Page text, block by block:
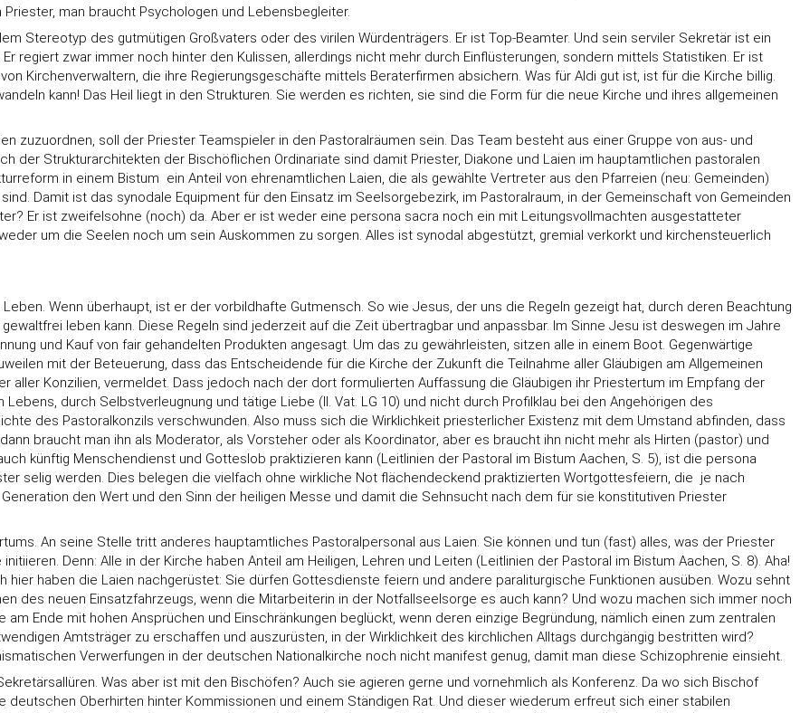
man braucht Psychologen und Lebensbegleiter.
Stereotyp des gutmütigen Großvaters oder des virilen Würdenträgers. Er ist Top-Beamter. Und sein serviler Sekretär ist ein
regiert zwar immer noch hinter den Kulissen, allerdings nicht mehr durch Einflüsterungen, sondern mittels Statistiken. Er ist
Kirchenverwaltern, die ihre Regierungsgeschäfte mittels Beraterfirmen absichern. Was für Aldi gut ist, ist für die Kirche billig.
kann! Das Heil liegt in den Strukturen. Sie werden es richten, sie sind die Form für die neue Kirche und ihres allgemeinen
zuzuordnen, soll der Priester Teamspieler in den Pastoralräumen sein. Das Team besteht aus einer Gruppe von aus- und
der Strukturarchitekten der Bischöflichen Ordinariate sind damit Priester, Diakone und Laien im hauptamtlichen pastoralen
in einem Bistum  ein Anteil von ehrenamtlichen Laien, die als gewählte Vertreter aus den Pfarreien (neu: Gemeinden)
Damit ist das synodale Equipment für den Einsatz im Seelsorgebezirk, im Pastoralraum, in der Gemeinschaft von Gemeinden
Er ist zweifelsohne (noch) da. Aber er ist weder eine persona sacra noch ein mit Leitungsvollmachten ausgestatteter
um die Seelen noch um sein Auskommen zu sorgen. Alles ist synodal abgestützt, gremial verkorkt und kirchensteuerlich
Wenn überhaupt, ist er der vorbildhafte Gutmensch. So wie Jesus, der uns die Regeln gezeigt hat, durch deren Beachtung
leben kann. Diese Regeln sind jederzeit auf die Zeit übertragbar und anpassbar. Im Sinne Jesu ist deswegen im Jahre
und Kauf von fair gehandelten Produkten angesagt. Um das zu gewährleisten, sitzen alle in einem Boot. Gegenwärtige
mit der Beteuerung, dass das Entscheidende für die Kirche der Zukunft die Teilnahme aller Gläubigen am Allgemeinen
Konzilien, vermeldet. Dass jedoch nach der dort formulierten Auffassung die Gläubigen ihr Priestertum im Empfang der
durch Selbstverleugnung und tätige Liebe (II. Vat. LG 10) und nicht durch Profilklau bei den Angehörigen des
des Pastoralkonzils verschwunden. Also muss sich die Wirklichkeit priesterlicher Existenz mit dem Umstand abfinden, dass
man ihn als Moderator, als Vorsteher oder als Koordinator, aber es braucht ihn nicht mehr als Hirten (pastor) und
künftig Menschendienst und Gotteslob praktizieren kann (Leitlinien der Pastoral im Bistum Aachen, S. 5), ist die persona
selig werden. Dies belegen die vielfach ohne wirkliche Not flächendeckend praktizierten Wortgottesfeiern, die  je nach
den Wert und den Sinn der heiligen Messe und damit die Sehnsucht nach dem für sie konstitutiven Priester
An seine Stelle tritt anderes hauptamtliches Pastoralpersonal aus Laien. Sie können und tun (fast) alles, was der Priester
Denn: Alle in der Kirche haben Anteil am Heiligen, Lehren und Leiten (Leitlinien der Pastoral im Bistum Aachen, S. 8). Aha!
haben die Laien nachgerüstet: Sie dürfen Gottesdienste feiern und andere paraliturgische Funktionen ausüben. Wozu sehnt
des neuen Einsatzfahrzeugs, wenn die Mitarbeiterin in der Notfallseelsorge es auch kann? Und wozu machen sich immer noch
Ende mit hohen Ansprüchen und Einschränkungen beglückt, wenn deren einzige Begründung, nämlich einen zum zentralen
Amtsträger zu erschaffen und auszurüsten, in der Wirklichkeit des kirchlichen Alltags durchgängig bestritten wird?
Verwerfungen in der deutschen Nationalkirche noch nicht manifest genug, damit man diese Schizophrenie einsieht.
Was aber ist mit den Bischöfen? Auch sie agieren gerne und vornehmlich als Konferenz. Da wo sich Bischof
Oberhirten hinter Kommissionen und einem Ständigen Rat. Und dieser wiederum erfreut sich einer stabilen